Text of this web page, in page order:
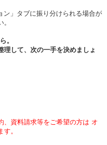
」タブに振り分けられる場合が
。
理して、次の一手を決めましょ
、資料請求等をご希望の方は オ
。